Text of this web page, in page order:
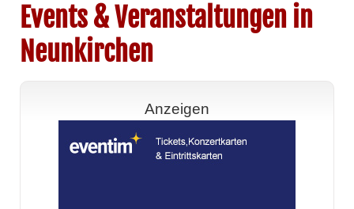
Events & Veranstaltungen in
Neunkirchen
Anzeigen